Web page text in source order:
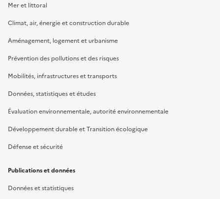
Mer et littoral
Climat, air, énergie et construction durable
Aménagement, logement et urbanisme
Prévention des pollutions et des risques
Mobilités, infrastructures et transports
Données, statistiques et études
Évaluation environnementale, autorité environnementale
Développement durable et Transition écologique
Défense et sécurité
Publications et données
Données et statistiques